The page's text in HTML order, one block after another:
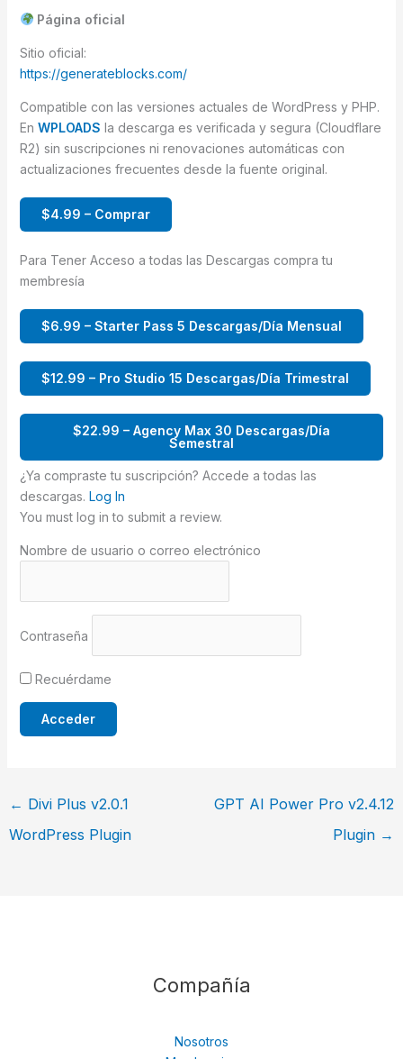
Página oficial
Sitio oficial:
https://generateblocks.com/
Compatible con las versiones actuales de WordPress y PHP.
En WPLOADS la descarga es verificada y segura (Cloudflare
R2) sin suscripciones ni renovaciones automáticas con
actualizaciones frecuentes desde la fuente original.
$4.99 – Comprar
Para Tener Acceso a todas las Descargas compra tu
membresía
$6.99 – Starter Pass 5 Descargas/Día Mensual
$12.99 – Pro Studio 15 Descargas/Día Trimestral
$22.99 – Agency Max 30 Descargas/Día
Semestral
¿Ya compraste tu suscripción? Accede a todas las
descargas. Log In
You must log in to submit a review.
Nombre de usuario o correo electrónico
Contraseña
Recuérdame
← Divi Plus v2.0.1
WordPress Plugin
GPT AI Power Pro v2.4.12
Plugin →
Compañía
Nosotros